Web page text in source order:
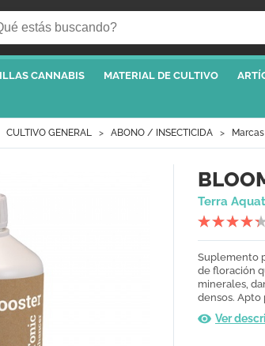
CANNABIS MATERIAL DE CULTIVO
CULTIVO GENERAL ABONO / INSECTICIDA Marcas
Terra
Suplemento
de floración
minerales,
densos. Apto
Ver